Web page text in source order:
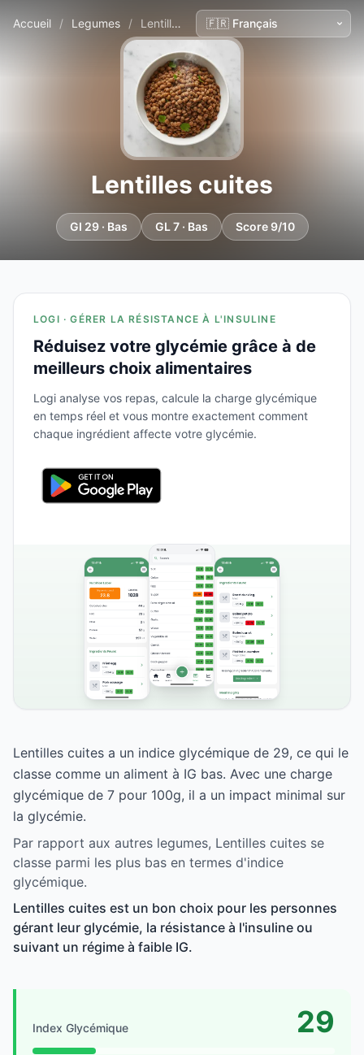
Accueil / Legumes / Lentilles cuites
Lentilles cuites
GI 29 · Bas GL 7 · Bas Score 9/10
LOGI · GÉRER LA RÉSISTANCE À L'INSULINE
Réduisez votre glycémie grâce à de
meilleurs choix alimentaires
Logi analyse vos repas, calcule la charge glycémique
en temps réel et vous montre exactement comment
chaque ingrédient affecte votre glycémie.
Lentilles cuites a un indice glycémique de 29, ce qui le
classe comme un aliment à IG bas. Avec une charge
glycémique de 7 pour 100g, il a un impact minimal sur
la glycémie.
Par rapport aux autres legumes, Lentilles cuites se
classe parmi les plus bas en termes d'indice
glycémique.
Lentilles cuites est un bon choix pour les personnes
gérant leur glycémie, la résistance à l'insuline ou
suivant un régime à faible IG.
Index Glycémique 29